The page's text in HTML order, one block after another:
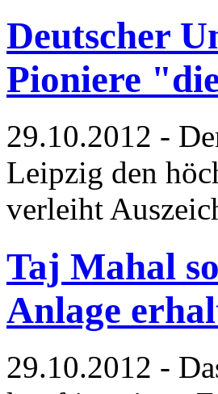
Deutscher
Pioniere
29.10.2012 -
Leipzig den
verleiht
Taj Mahal
Anlage
29.10.2012 -